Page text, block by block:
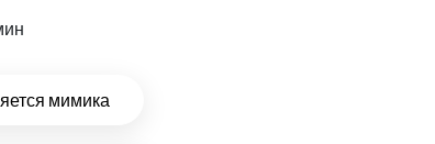
мимика